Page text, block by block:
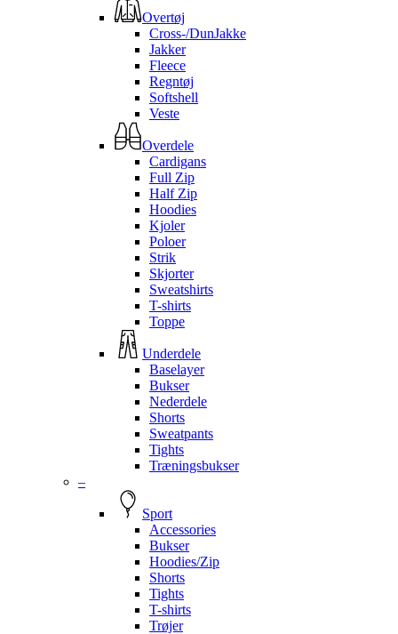
Overtøj
Cross-/DunJakke
Jakker
Fleece
Regntøj
Softshell
Veste
Overdele
Cardigans
Full Zip
Half Zip
Hoodies
Kjoler
Poloer
Strik
Skjorter
Sweatshirts
T-shirts
Toppe
Underdele
Baselayer
Bukser
Nederdele
Shorts
Sweatpants
Tights
Træningsbukser
–
Sport
Accessories
Bukser
Hoodies/Zip
Shorts
Tights
T-shirts
Trøjer